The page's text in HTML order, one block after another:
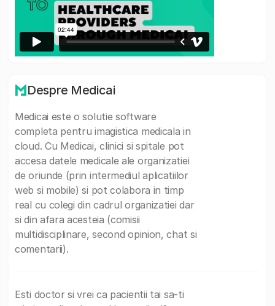
Despre Medicai
Medicai este o solutie software
completa pentru imagistica medicala in
cloud. Cu Medicai, clinici si spitale pot
accesa datele medicale ale organizatiei
de oriunde (prin intermediul aplicatiilor
web si mobile) si pot colabora in timp
real cu colegi din cadrul organizatiei dar
si din afara acesteia (comisii
multidisciplinare, second opinion, chat si
comentarii).
Esti doctor si vrei ca pacientii tai sa-ti